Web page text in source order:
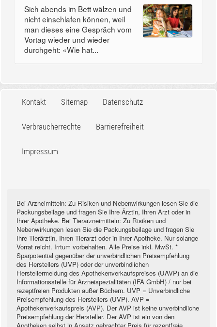
Sich abends im Bett wälzen und
nicht einschlafen können, weil
man dieses eine Gespräch vom
Vortag wieder und wieder
durchgeht: «Wie hat...
Kontakt Sitemap Datenschutz
Verbraucherrechte Barrierefreiheit
Impressum
Bei Arzneimitteln: Zu Risiken und Nebenwirkungen lesen Sie die
Packungsbeilage und fragen Sie Ihre Ärztin, Ihren Arzt oder in
Ihrer Apotheke. Bei Tierarzneimitteln: Zu Risiken und
Nebenwirkungen lesen Sie die Packungsbeilage und fragen Sie
Ihre Tierärztin, Ihren Tierarzt oder in Ihrer Apotheke. Nur solange
Vorrat reicht. Irrtum vorbehalten. Alle Preise inkl. MwSt. *
Sparpotential gegenüber der unverbindlichen Preisempfehlung
des Herstellers (UVP) oder der unverbindlichen
Herstellermeldung des Apothekenverkaufspreises (UAVP) an die
Informationsstelle für Arzneispezialitäten (IFA GmbH) / nur bei
rezeptfreien Produkten außer Büchern. UVP = Unverbindliche
Preisempfehlung des Herstellers (UVP). AVP =
Apothekenverkaufspreis (AVP). Der AVP ist keine unverbindliche
Preisempfehlung der Hersteller. Der AVP ist ein von den